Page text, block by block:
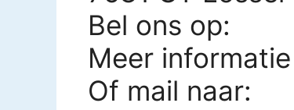
Bel ons op:
Meer
Of mail naar: